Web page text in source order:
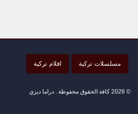
مسلسلات تركية افلام تركية
© 2026 كافة الحقوق محفوظة . دراما ديزي